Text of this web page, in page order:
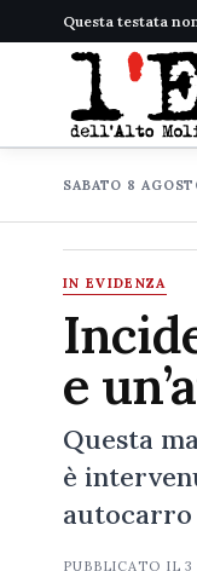
Questa testata
SABATO 8
IN EVIDENZA
e
Questa
è
PUBBLICATO IL3